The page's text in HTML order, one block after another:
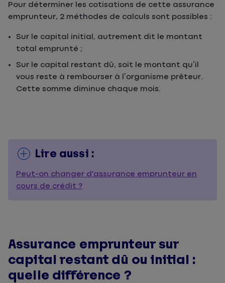
Pour déterminer les cotisations de cette assurance
emprunteur, 2 méthodes de calculs sont possibles :
Sur le capital initial, autrement dit le montant
total emprunté ;
Sur le capital restant dû, soit le montant qu’il
vous reste à rembourser à l’organisme prêteur.
Cette somme diminue chaque mois.
Lire aussi :
Peut-on changer d'assurance emprunteur en
cours de crédit ?
Assurance emprunteur sur
capital restant dû ou initial :
quelle différence ?